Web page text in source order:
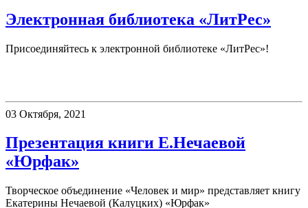
Электронная библиотека «ЛитРес»
Присоединяйтесь к электронной библиотеке «ЛитРес»!
03 Октября, 2021
Презентация книги Е.Нечаевой
«Юрфак»
Творческое объединение «Человек и мир» представляет книгу
Екатерины Нечаевой (Калуцких) «Юрфак»